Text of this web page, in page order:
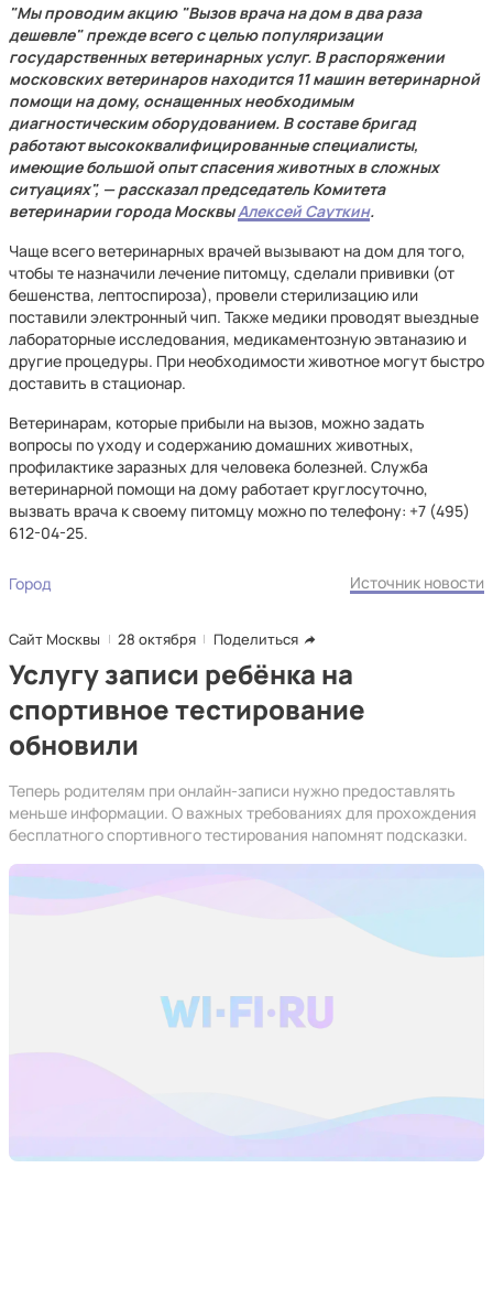
"Мы проводим акцию "Вызов врача на дом в два раза
дешевле" прежде всего с целью популяризации
государственных ветеринарных услуг. В распоряжении
московских ветеринаров находится 11 машин ветеринарной
помощи на дому, оснащенных необходимым
диагностическим оборудованием. В составе бригад
работают высококвалифицированные специалисты,
имеющие большой опыт спасения животных в сложных
ситуациях", — рассказал председатель Комитета
ветеринарии города МосквыАлексей Сауткин.
Чаще всего ветеринарных врачей вызывают на дом для того,
чтобы те назначили лечение питомцу, сделали прививки (от
бешенства, лептоспироза), провели стерилизацию или
поставили электронный чип. Также медики проводят выездные
лабораторные исследования, медикаментозную эвтаназию и
другие процедуры. При необходимости животное могут быстро
доставить в стационар.
Ветеринарам, которые прибыли на вызов, можно задать
вопросы по уходу и содержанию домашних животных,
профилактике заразных для человека болезней. Служба
ветеринарной помощи на дому работает круглосуточно,
вызвать врача к своему питомцу можно по телефону: +7 (495)
612-04-25.
Город Источник новости
Сайт Москвы 28 октября Поделиться
Услугу записи ребёнка на
спортивное тестирование
обновили
Теперь родителям при онлайн-записи нужно предоставлять
меньше информации. О важных требованиях для прохождения
бесплатного спортивного тестирования напомнят подсказки.